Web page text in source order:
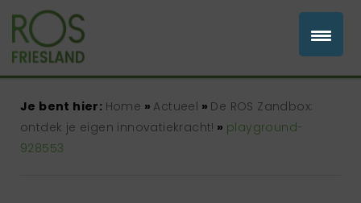
Je bent hier: Home » Actueel » De ROS Zandbox:
ontdek je eigen innovatiekracht! » playground-
928553